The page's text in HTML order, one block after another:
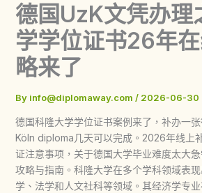
德国UzK文凭办理
学学位证书26年
略来了
By info@diplomaway.com / 2026-06-30
德国科隆大学学位证书案例来了，补办一
Köln diploma几天可以完成。2026年线上
证注意事项，关于德国大学毕业难度太大
攻略与指南。科隆大学在多个学科领域表
学、法学和人文社科等领域。其经济学专